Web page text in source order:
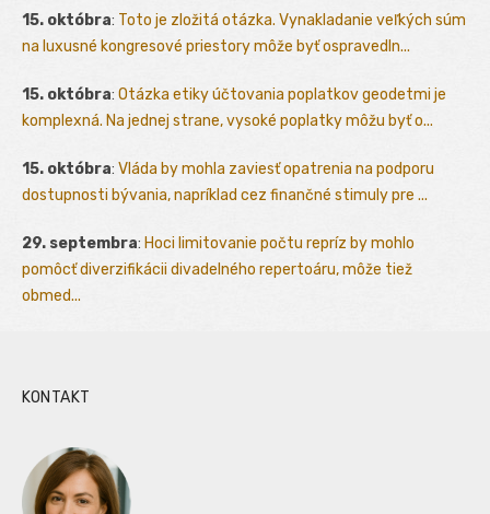
15. októbra: Toto je zložitá otázka. Vynakladanie veľkých súm
na luxusné kongresové priestory môže byť ospravedln...
15. októbra: Otázka etiky účtovania poplatkov geodetmi je
komplexná. Na jednej strane, vysoké poplatky môžu byť o...
15. októbra: Vláda by mohla zaviesť opatrenia na podporu
dostupnosti bývania, napríklad cez finančné stimuly pre ...
29. septembra: Hoci limitovanie počtu repríz by mohlo
pomôcť diverzifikácii divadelného repertoáru, môže tiež
obmed...
KONTAKT